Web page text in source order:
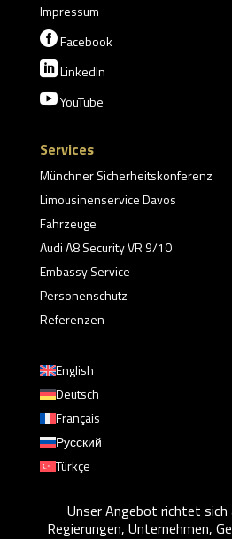
Impressum
Facebook
LinkedIn
YouTube
Services
Münchner Sicherheitskonferenz
Limousinenservice Davos
Fahrzeuge
Audi A8 Security VR 9/10
Embassy Service
Personenschutz
Referenzen
English
Deutsch
Français
Русский
Türkçe
Unser Angebot richtet sich
Regierungen, Unternehmen,